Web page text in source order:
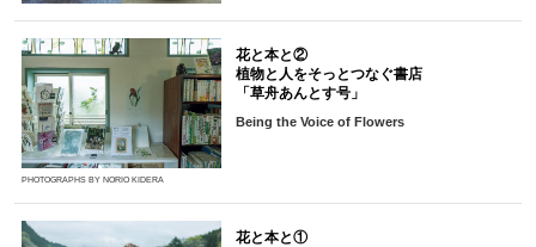
PHOTOGRAPHS BY NORIO KIDERA
花と本と②
植物と人をそっとつなぐ書店
「草舟あんとす号」
Being the Voice of Flowers
花と本と①